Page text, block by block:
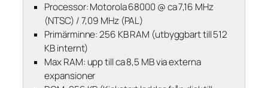
Processor: Motorola 68000 @ ca 7,16 MHz
(NTSC) / 7,09 MHz (PAL)
Primärminne: 256 KB RAM (utbyggbart till 512
KB internt)
Max RAM: upp till ca 8,5 MB via externa
expansioner